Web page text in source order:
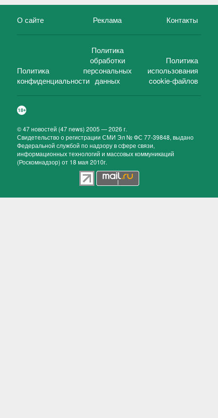
О сайте Реклама Контакты
Политика
конфиденциальности
Политика
обработки
персональных
данных
Политика
использования
cookie-файлов
©47 новостей (47 news) 2005 — 2026 г.
Свидетельство о регистрации СМИ Эл № ФС 77-39848, выдано
Федеральной службой по надзору в сфере связи,
информационных технологий и массовых коммуникаций
(Роскомнадзор) от 18 мая 2010г.